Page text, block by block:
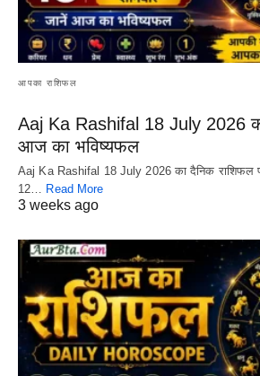
आपका राशिफल
Aaj Ka Rashifal 18 July 2026
आज का भविष्यफल
Aaj Ka Rashifal 18 July 2026 का दैनिक राशिफल
12… Read More
3 weeks ago